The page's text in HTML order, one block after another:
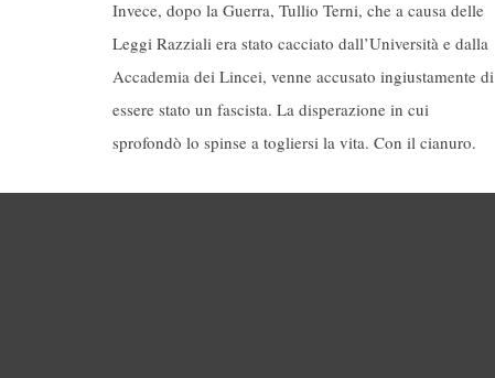
Invece, dopo la Guerra, Tullio Terni, che a causa delle
Leggi Razziali era stato cacciato dall’Università e dalla
Accademia dei Lincei, venne accusato ingiustamente di
essere stato un fascista. La disperazione in cui
sprofondò lo spinse a togliersi la vita. Con il cianuro.